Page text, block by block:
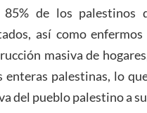
85% de los palestinos
así como
masiva de
enteras palestinas, lo
del pueblo palestino a